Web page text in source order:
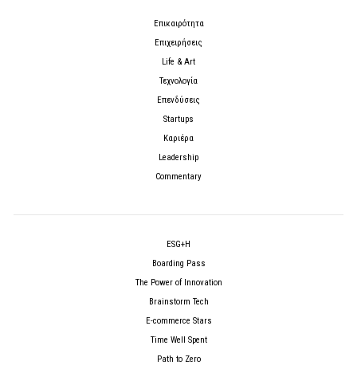
Επικαιρότητα
Επιχειρήσεις
Life & Art
Τεχνολογία
Επενδύσεις
Startups
Καριέρα
Leadership
Commentary
ESG+H
Boarding Pass
The Power of Innovation
Brainstorm Tech
E-commerce Stars
Time Well Spent
Path to Zero